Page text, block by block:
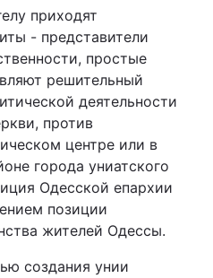
приходят
- представители
простые
решительный
деятельности
против
центре или в
города униатского
Одесской епархии
позиции
жителей Одессы.
создания унии